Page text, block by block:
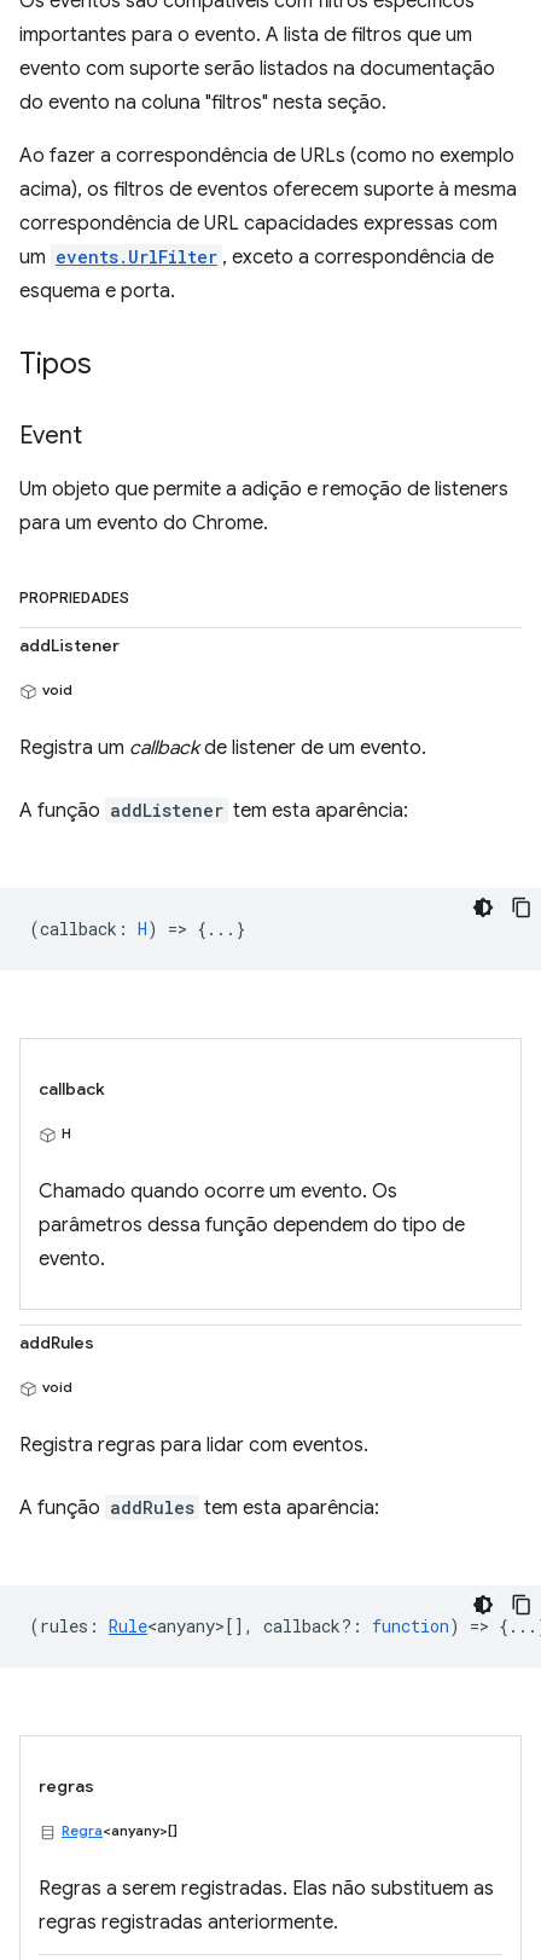
importantes para o evento. A lista de filtros que um
evento com suporte serão listados na documentação
do evento na coluna "filtros" nesta seção.
Ao fazer a correspondência de URLs (como no exemplo
acima), os filtros de eventos oferecem suporte à mesma
correspondência de URL capacidades expressas com
um events.UrlFilter , exceto a correspondência de
esquema e porta.
Tipos
Event
Um objeto que permite a adição e remoção de listeners
para um evento do Chrome.
PROPRIEDADES
addListener
void
Registra um callbackde listener de um evento.
A função addListener tem esta aparência:
(callback : H) => {...}
callback
H
Chamado quando ocorre um evento. Os
parâmetros dessa função dependem do tipo de
evento.
addRules
void
Registra regras para lidar com eventos.
A função addRules tem esta aparência:
(rules : Rule<anyany> [], callback? : function) =>
regras
Regra<anyany>[]
Regras a serem registradas. Elas não substituem as
regras registradas anteriormente.